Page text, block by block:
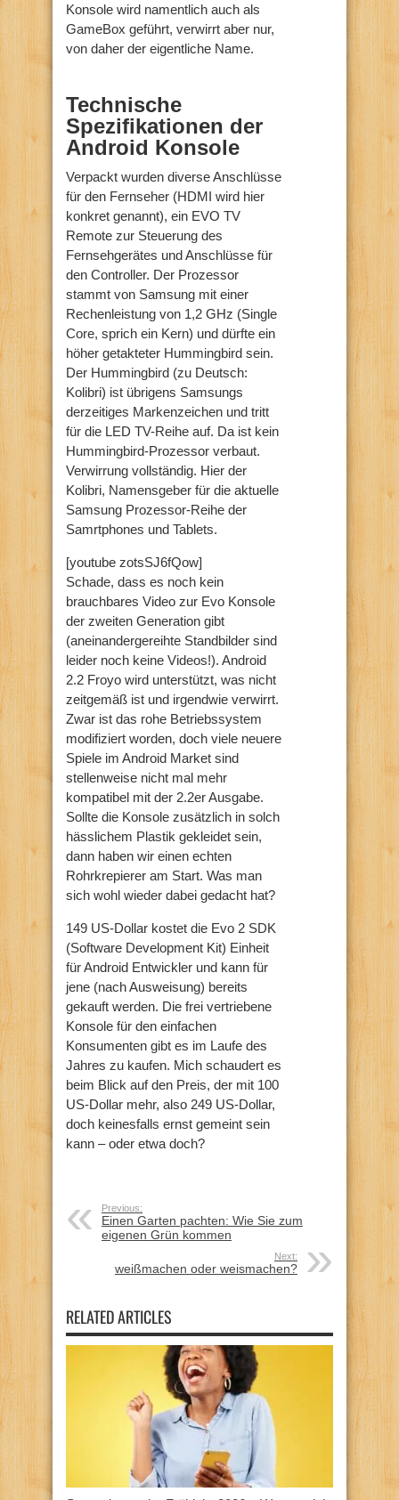
Konsole wird namentlich auch als
GameBox geführt, verwirrt aber nur,
von daher der eigentliche Name.
Technische
Spezifikationen der
Android Konsole
Verpackt wurden diverse Anschlüsse
für den Fernseher (HDMI wird hier
konkret genannt), ein EVO TV
Remote zur Steuerung des
Fernsehgerätes und Anschlüsse für
den Controller. Der Prozessor
stammt von Samsung mit einer
Rechenleistung von 1,2 GHz (Single
Core, sprich ein Kern) und dürfte ein
höher getakteter Hummingbird sein.
Der Hummingbird (zu Deutsch:
Kolibri) ist übrigens Samsungs
derzeitiges Markenzeichen und tritt
für die LED TV-Reihe auf. Da ist kein
Hummingbird-Prozessor verbaut.
Verwirrung vollständig. Hier der
Kolibri, Namensgeber für die aktuelle
Samsung Prozessor-Reihe der
Samrtphones und Tablets.
[youtube zotsSJ6fQow]
Schade, dass es noch kein
brauchbares Video zur Evo Konsole
der zweiten Generation gibt
(aneinandergereihte Standbilder sind
leider noch keine Videos!). Android
2.2 Froyo wird unterstützt, was nicht
zeitgemäß ist und irgendwie verwirrt.
Zwar ist das rohe Betriebssystem
modifiziert worden, doch viele neuere
Spiele im Android Market sind
stellenweise nicht mal mehr
kompatibel mit der 2.2er Ausgabe.
Sollte die Konsole zusätzlich in solch
hässlichem Plastik gekleidet sein,
dann haben wir einen echten
Rohrkrepierer am Start. Was man
sich wohl wieder dabei gedacht hat?
149 US-Dollar kostet die Evo 2 SDK
(Software Development Kit) Einheit
für Android Entwickler und kann für
jene (nach Ausweisung) bereits
gekauft werden. Die frei vertriebene
Konsole für den einfachen
Konsumenten gibt es im Laufe des
Jahres zu kaufen. Mich schaudert es
beim Blick auf den Preis, der mit 100
US-Dollar mehr, also 249 US-Dollar,
doch keinesfalls ernst gemeint sein
kann – oder etwa doch?
Previous:
Einen Garten pachten: Wie Sie zum
eigenen Grün kommen
Next:
weißmachen oder weismachen?
RELATED ARTICLES